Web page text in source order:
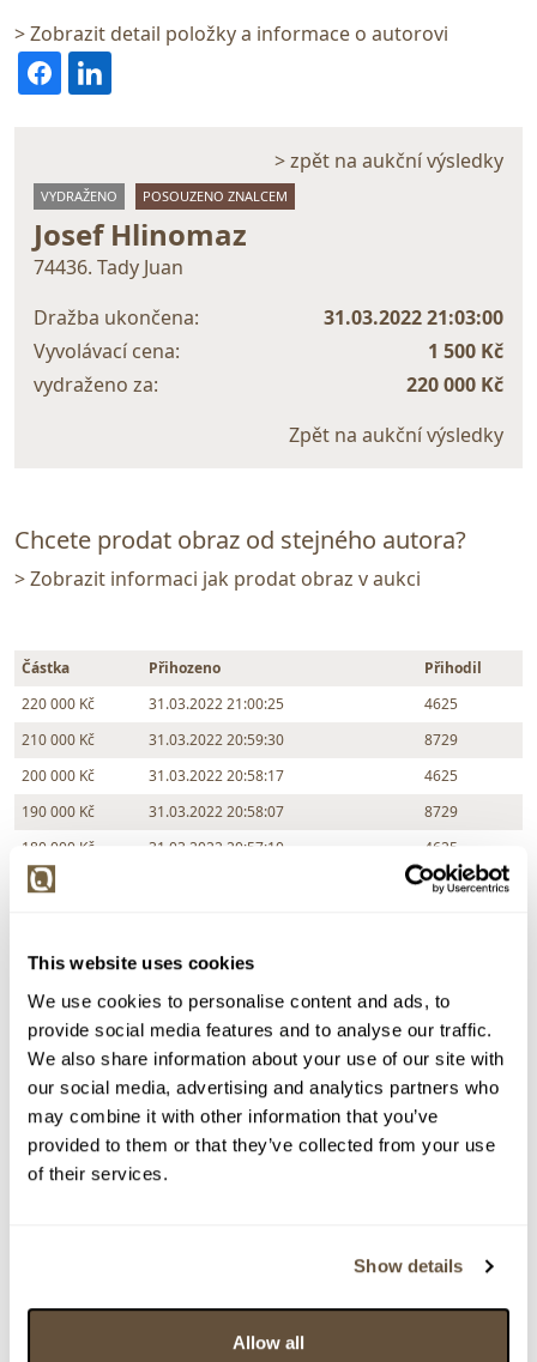
This website uses cookies
We use cookies to personalise content and ads, to
provide social media features and to analyse our traffic.
We also share information about your use of our site with
our social media, advertising and analytics partners who
may combine it with other information that you’ve
provided to them or that they’ve collected from your use
of their services.
Show details
Allow all
> Zobrazit detail položky a informace o autorovi
> zpět na aukční výsledky
VYDRAŽENO POSOUZENO ZNALCEM
Josef Hlinomaz
74436. Tady Juan
Dražba ukončena:
31.03.2022 21:03:00
Vyvolávací cena:
1 500 Kč
vydraženo za:
220 000 Kč
Zpět na aukční výsledky
Chcete prodat obraz od stejného autora?
> Zobrazit informaci jak prodat obraz v aukci
Částka Přihozeno
Přihodil
220 000 Kč
31.03.2022 21:00:25
4625
210 000 Kč
31.03.2022 20:59:30
8729
200 000 Kč
31.03.2022 20:58:17
4625
190 000 Kč
31.03.2022 20:58:07
8729
180 000 Kč
31.03.2022 20:57:10
4625
170 000 Kč
8729
160 000 Kč
limit (31.03.2022 20:56:39)
150 000 Kč
31.03.2022 20:54:16
4625
140 000 Kč
31.03.2022 20:53:42
8729
130 000 Kč
31.03.2022 20:51:07
4625
120 000 Kč
limit (31.03.2022 20:51:01)
8729
120 000 Kč
31.03.2022 20:51:02
110 000 Kč
limit (31.03.2022 20:49:54)
4625
85 000 Kč
limit (31.03.2022 20:48:17)
8729
31.03.2022 20:48:18